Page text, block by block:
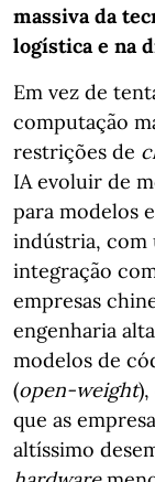
massiva da
logística e na
Em vez de
computação
restrições de
IA evoluir de
para modelos
indústria, com
integração
empresas
engenharia
modelos de
(open-weight
que as
altíssimo